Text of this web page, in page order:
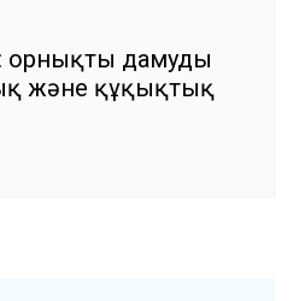
орнықты дамудың
және құқықтық